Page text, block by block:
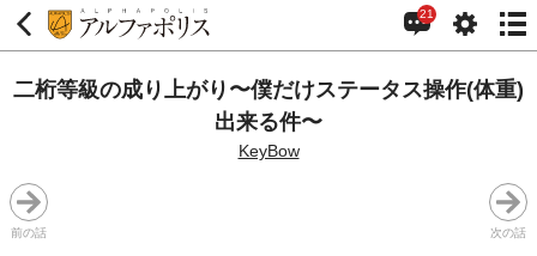
21
二桁等級の成り上がり〜僕だけステータス操作(体重)
出来る件〜
KeyBow
前の話 次の話